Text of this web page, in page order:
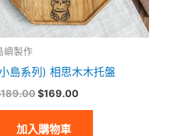
嶼製作
島系列) 相思木木托盤
189.00$169.00
加入購物車